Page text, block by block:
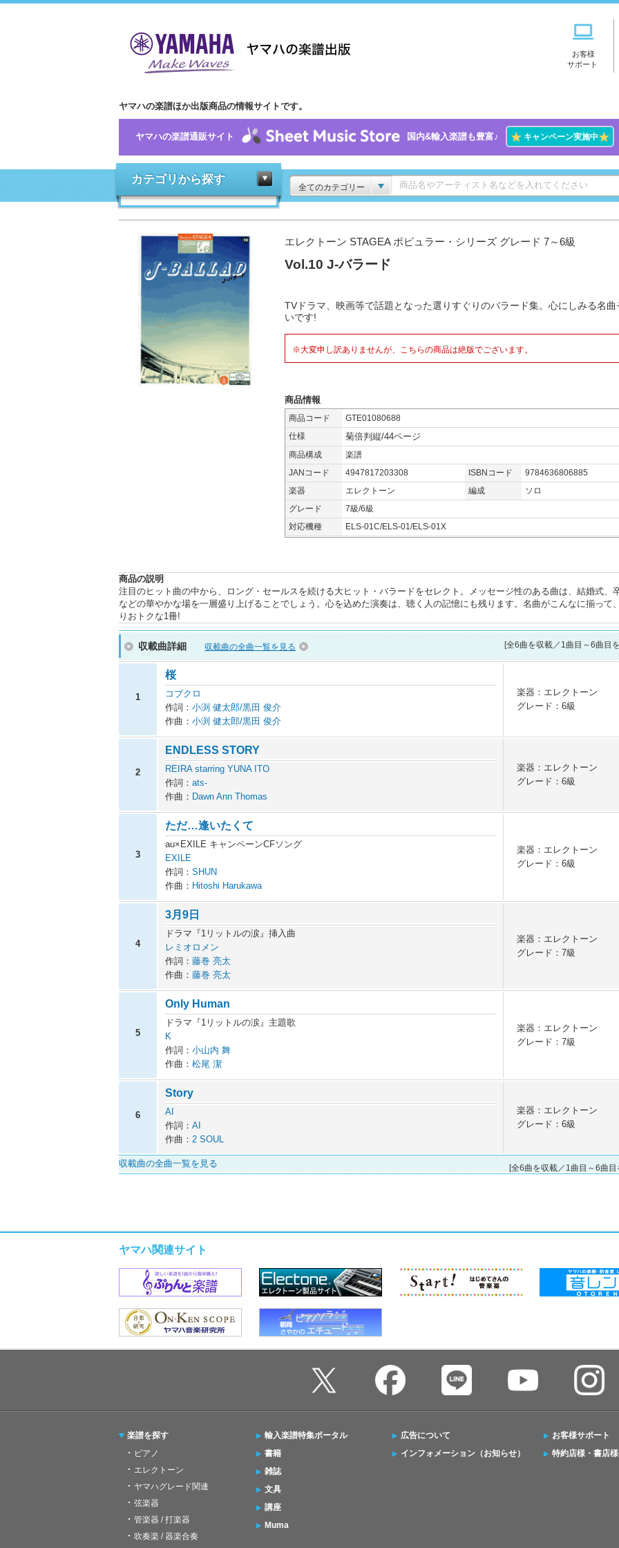
お客様
サポート
ヤマハの楽譜ほか出版商品の情報サイトです。
ヤマハの楽譜通販サイト 国内&輸入楽譜も豊富♪ ★キャンペーン実施中★
カテゴリから探す
全てのカテゴリー
エレクトーン STAGEA ポピュラー・シリーズ グレード 7～6級
Vol.10 J-バラード
TVドラマ、映画等で話題となった選りすぐりのバラード集。心にしみる名曲
いです!
※大変申し訳ありませんが、こちらの商品は絶版でございます。
商品情報
商品コード
GTE01080688
仕様
菊倍判縦/44ページ
商品構成
楽譜
JANコード
4947817203308 ISBNコード
9784636806885
楽器
エレクトーン 編成
ソロ
グレード
7級/6級
対応機種
ELS-01C/ELS-01/ELS-01X
商品の説明
注目のヒット曲の中から、ロング・セールスを続ける大ヒット・バラードをセレクト。メッセージ性のある曲は、結婚式、
などの華やかな場を一層盛り上げることでしょう。心を込めた演奏は、聴く人の記憶にも残ります。名曲がこんなに揃って
りおトクな1冊!
収載曲詳細 収載曲の全曲一覧を見る [全6曲を収載／1曲目～6曲目
1
桜
コブクロ
作詞： 小渕 健太郎/黒田 俊介
作曲： 小渕 健太郎/黒田 俊介
楽器：エレクトーン
グレード：6級
2
ENDLESS STORY
REIRA starring YUNA ITO
作詞： ats-
作曲： Dawn Ann Thomas
楽器：エレクトーン
グレード：6級
3
ただ…逢いたくて
au×EXILE キャンペーンCFソング
EXILE
作詞： SHUN
作曲： Hitoshi Harukawa
楽器：エレクトーン
グレード：6級
4
3月9日
ドラマ『1リットルの涙』挿入曲
レミオロメン
作詞： 藤巻 亮太
作曲： 藤巻 亮太
楽器：エレクトーン
グレード：7級
5
Only Human
ドラマ『1リットルの涙』主題歌
K
作詞： 小山内 舞
作曲： 松尾 潔
楽器：エレクトーン
グレード：7級
6
Story
AI
作詞： AI
作曲： 2 SOUL
楽器：エレクトーン
グレード：6級
収載曲の全曲一覧を見る [全6曲を収載／1曲目～6曲目
ヤマハ関連サイト
楽譜を探す
ピアノ
エレクトーン
ヤマハグレード関連
弦楽器
管楽器 / 打楽器
吹奏楽 / 器楽合奏
輸入楽譜特集ポータル
書籍
雑誌
文具
講座
Muma
広告について
インフォメーション（お知らせ）
お客様サポート
特約店様・書店